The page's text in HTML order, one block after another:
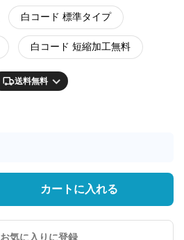
白コード 標準タイプ
白コード 短縮加工無料
送料無料
カートに入れる
お気に入りに登録